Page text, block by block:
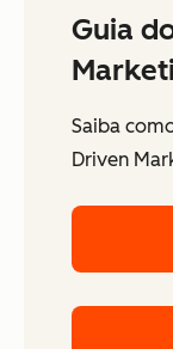
Guia
Saiba
Driven